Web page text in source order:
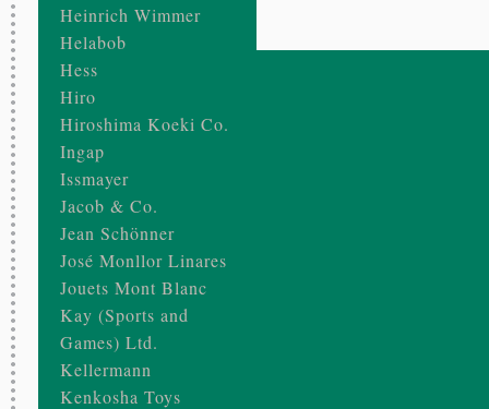
Heinrich Wimmer
Helabob
Hess
Hiro
Hiroshima Koeki Co.
Ingap
Issmayer
Jacob & Co.
Jean Schönner
José Monllor Linares
Jouets Mont Blanc
Kay (Sports and
Games) Ltd.
Kellermann
Kenkosha Toys